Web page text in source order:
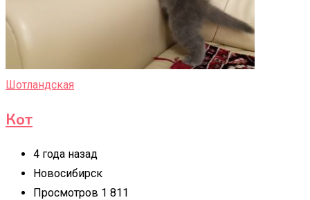
Шотландская
Кот
4 года назад
Новосибирск
Просмотров 1 811